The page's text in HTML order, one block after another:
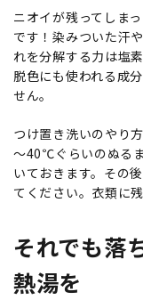
ニオイが残ってしま
です！染みついた汗
れを分解する力は塩
脱色にも使われる成
せん。
つけ置き洗いのやり
～40℃ぐらいのぬる
いておきます。その
てください。衣類に
それでも落
熱湯を